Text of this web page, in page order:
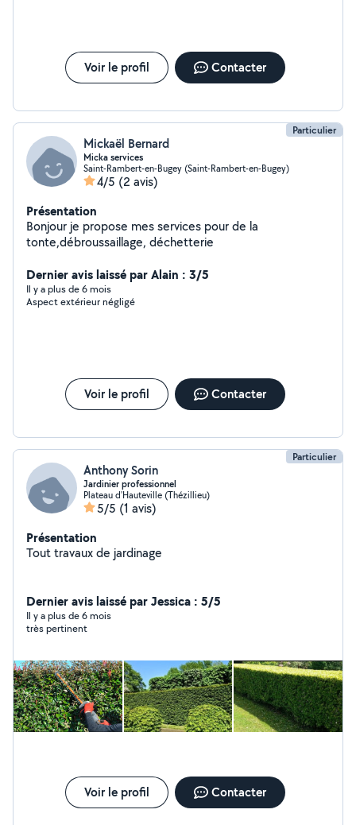
Voir le profil Contacter
Particulier
Mickaël Bernard
Micka services
Saint-Rambert-en-Bugey (Saint-Rambert-en-Bugey)
4/5 (2 avis)
Présentation
Bonjour je propose mes services pour de la
tonte,débroussaillage, déchetterie
Dernier avis laissé par Alain : 3/5
Il y a plus de 6 mois
Aspect extérieur négligé
Voir le profil Contacter
Particulier
Anthony Sorin
Jardinier professionnel
Plateau d'Hauteville (Thézillieu)
5/5 (1 avis)
Présentation
Tout travaux de jardinage
Dernier avis laissé par Jessica : 5/5
Il y a plus de 6 mois
très pertinent
Voir le profil Contacter